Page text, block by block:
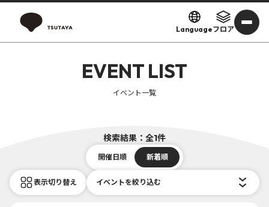
Languageフロア
EVENT LIST
イベント一覧
検索結果：全1件
開催日順 新着順
表示切り替え イベントを絞り込む